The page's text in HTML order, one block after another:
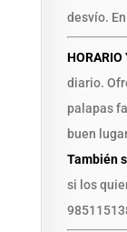
desvío.
HORARIO
diario.
palapas
buen
También
si los